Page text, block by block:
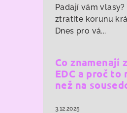
Padají vám
ztratíte korunu
Dnes pro vá...
Co znamenají
EDC a proč
než na
3.12.2025